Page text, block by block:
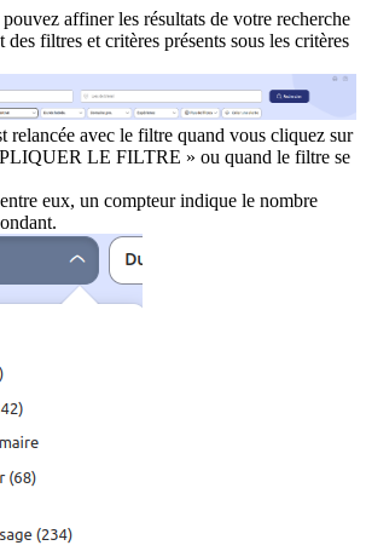
affiner les résultats de votre recherche
des filtres et critères présents sous les critères
relancée avec le filtre quand vous cliquez sur
LE FILTRE » ou quand le filtre se
eux, un compteur indique le nombre